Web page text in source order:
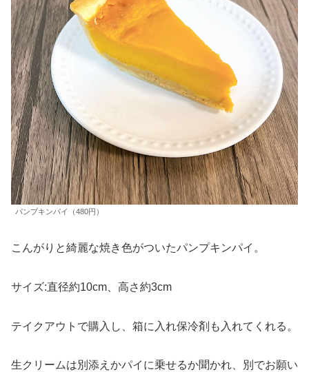
パンプキンパイ（480円）
こんがりと綺麗な焼き色がついたパンプキンパイ。
サイズ:直径約10cm、高さ約3cm
テイクアウトで購入し、箱に入れ保冷剤も入れてくれる。
生クリームは別添えかパイに乗せるか聞かれ、別でお願い